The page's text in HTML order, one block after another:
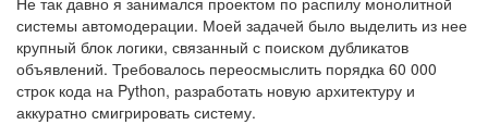
системы автомодерации. Моей задачей было выделить из нее
крупный блок логики, связанный с поиском дубликатов
объявлений. Требовалось переосмыслить порядка 60 000
строк кода на Python, разработать новую архитектуру и
аккуратно смигрировать систему.